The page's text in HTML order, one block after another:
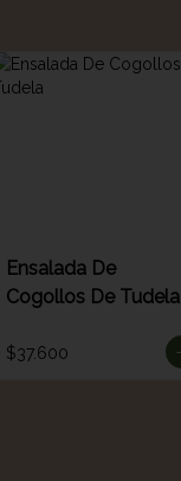
Ensalada De
Cogollos De Tudela
$37.600